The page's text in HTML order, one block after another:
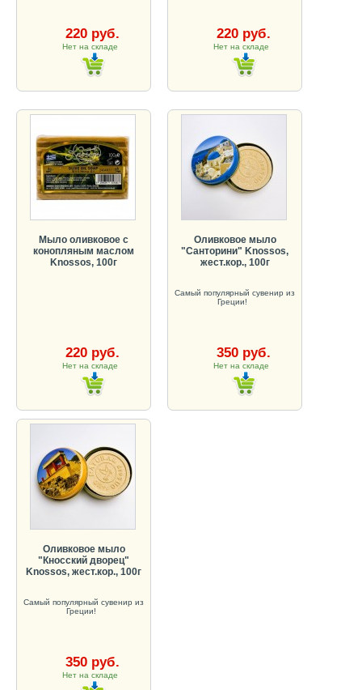
220 руб.
Нет на складе
220 руб.
Нет на складе
Мыло оливковое с
конопляным маслом
Knossos, 100г
220 руб.
Нет на складе
Оливковое мыло
"Санторини" Knossos,
жест.кор., 100г
Самый популярный сувенир из
Греции!
350 руб.
Нет на складе
Оливковое мыло
"Кносский дворец"
Knossos, жест.кор., 100г
Самый популярный сувенир из
Греции!
350 руб.
Нет на складе